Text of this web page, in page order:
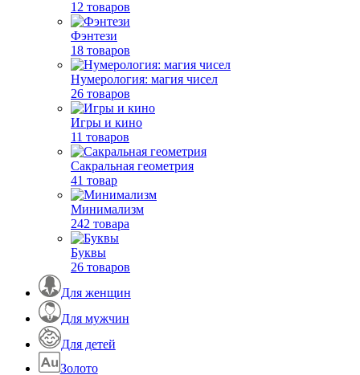
12 товаров
Фэнтези
18 товаров
Нумерология: магия чисел
26 товаров
Игры и кино
11 товаров
Сакральная геометрия
41 товар
Минимализм
242 товара
Буквы
26 товаров
Для женщин
Для мужчин
Для детей
Золото